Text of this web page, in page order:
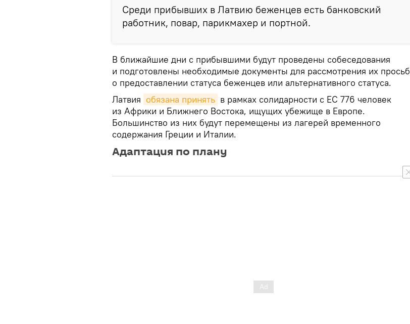
Среди прибывших в Латвию беженцев есть банковский
работник, повар, парикмахер и портной.
В ближайшие дни с прибывшими будут проведены собеседования
и подготовлены необходимые документы для рассмотрения их просьб
о предоставлении статуса беженцев или альтернативного статуса.
Латвия обязана принять в рамках солидарности с ЕС 776 человек
из Африки и Ближнего Востока, ищущих убежище в Европе.
Большинство из них будут перемещены из лагерей временного
содержания Греции и Италии.
Адаптация по плану